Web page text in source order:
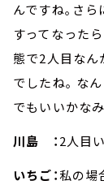
んですね｡さら
すってなった
態で2人目なん
でしたね｡ な
でもいいかな
川島 ：2人目
いちご：私の場